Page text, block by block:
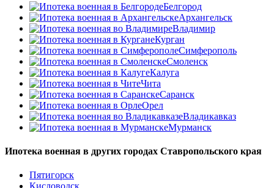
Белгород
Архангельск
Владимир
Курган
Симферополь
Смоленск
Калуга
Чита
Саранск
Орел
Владикавказ
Мурманск
Ипотека военная в других городах Ставропольского края
Пятигорск
Кисловодск